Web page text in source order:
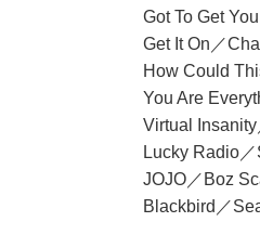
Got To Get
Get It On／
How Could
You Are
Virtual
Lucky Radio
JOJO／Boz
Blackbird／